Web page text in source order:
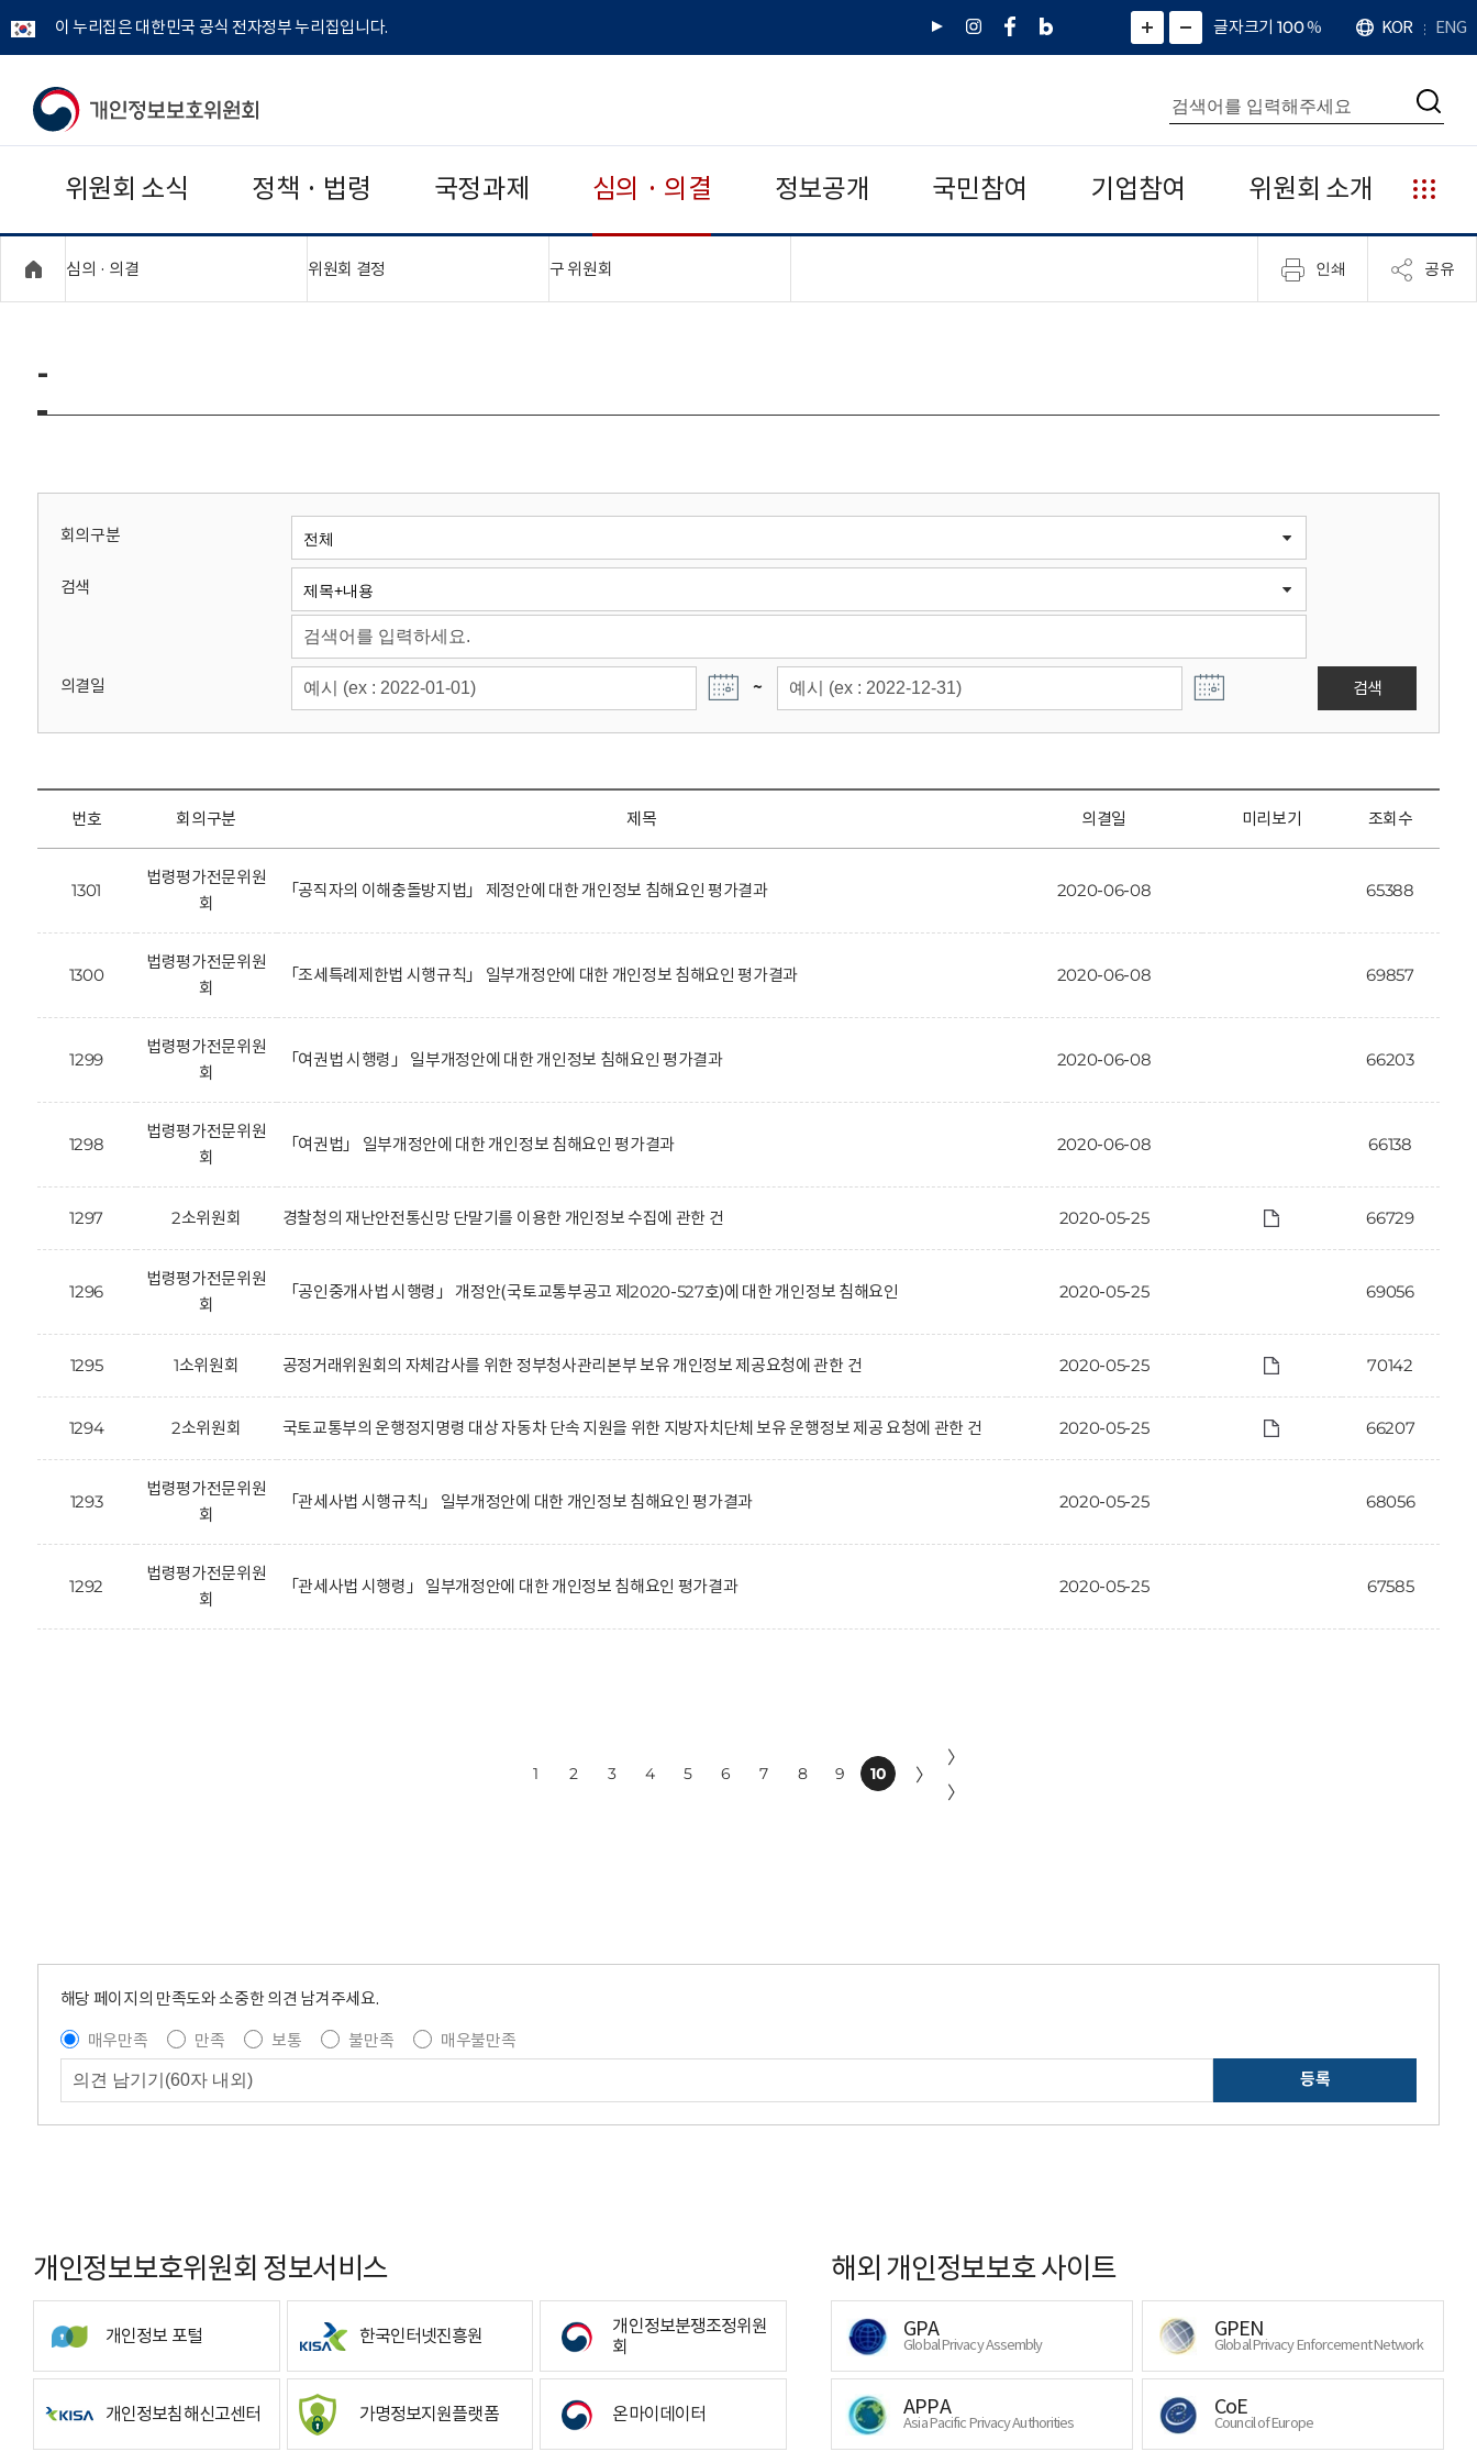
이 누리집은 대한민국 공식 전자정부 누리집입니다.
유
인
페
네
그
)
화
면
면
소
확
대
치
글자크기 100%
언
어
KOR ENG
개
보
보
위
회
통
합
검
색
검
위원회 소식 정책 · 법령 국정과제 심의 · 의결 정보공개 국민참여 기업참여 위원회 소개
누
리
집
안
심의 · 의결 위원회 결정 구 위원회 인쇄 공유
-
회의구분
검색
의결일 ~ 검색
번호 회의구분 제목 의결일 미리보기 조회수
1301
법령평가전문위원
회
「공직자의 이해충돌방지법」 제정안에 대한 개인정보 침해요인 평가결과 2020-06-08 65388
1300
법령평가전문위원
회
「조세특례제한법 시행규칙」 일부개정안에 대한 개인정보 침해요인 평가결과 2020-06-08 69857
1299
법령평가전문위원
회
「여권법 시행령」 일부개정안에 대한 개인정보 침해요인 평가결과 2020-06-08 66203
1298
법령평가전문위원
회
「여권법」 일부개정안에 대한 개인정보 침해요인 평가결과 2020-06-08 66138
1297 2소위원회 경찰청의 재난안전통신망 단말기를 이용한 개인정보 수집에 관한 건 2020-05-25 66729
1296
법령평가전문위원
회
「공인중개사법 시행령」 개정안(국토교통부공고 제2020-527호)에 대한 개인정보 침해요인 2020-05-25 69056
1295 1소위원회 공정거래위원회의 자체감사를 위한 정부청사관리본부 보유 개인정보 제공요청에 관한 건 2020-05-25 70142
1294 2소위원회 국토교통부의 운행정지명령 대상 자동차 단속 지원을 위한 지방자치단체 보유 운행정보 제공 요청에 관한 건 2020-05-25 66207
1293
법령평가전문위원
회
「관세사법 시행규칙」 일부개정안에 대한 개인정보 침해요인 평가결과 2020-05-25 68056
1292
법령평가전문위원
회
「관세사법 시행령」 일부개정안에 대한 개인정보 침해요인 평가결과 2020-05-25 67585
1 2 3 4 5 6 7 8 9 10 〉
〉
〉
해당 페이지의 만족도와 소중한 의견 남겨주세요.
매우만족
만족 보통 불만족
매우불만족
등록
개인정보보호위원회 정보서비스
개인정보 포털 한국인터넷진흥원
개인정보분쟁조정위원
회
개인정보침해신고센터 가명정보지원플랫폼 온마이데이터
해외 개인정보보호 사이트
GPA
Global Privacy Assembly
GPEN
Global Privacy Enforcement Network
APPA
Asia Pacific Privacy Authorities
CoE
Council of Europe